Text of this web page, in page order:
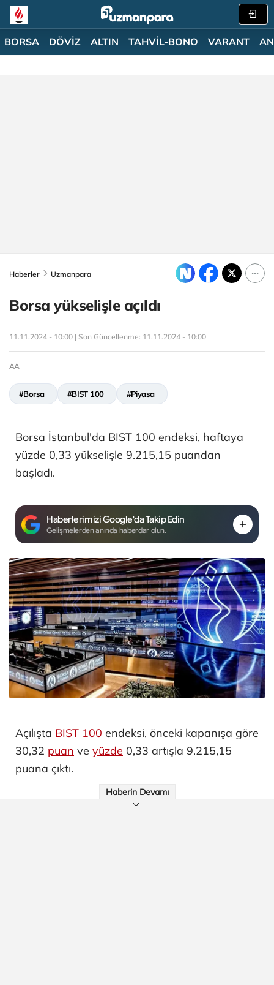
BORSA DÖVİZ ALTIN TAHVİL-BONO VARANT
Haberler Uzmanpara
Borsa yükselişle açıldı
11.11.2024 - 10:00 | Son Güncellenme: 11.11.2024 - 10:00
AA
#Borsa #BIST 100 #Piyasa
Borsa İstanbul'da BIST 100 endeksi, haftaya
yüzde 0,33 yükselişle 9.215,15 puandan
başladı.
Haberlerimizi Google'da Takip Edin
Gelişmelerden anında haberdar olun.
Açılışta BIST 100 endeksi, önceki kapanışa göre
30,32 puan ve yüzde 0,33 artışla 9.215,15
puana çıktı.
Haberin Devamı